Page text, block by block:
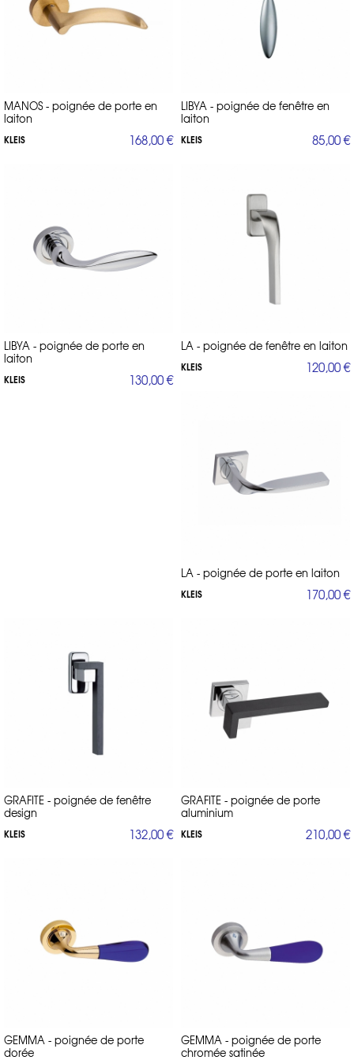
MANOS - poignée de porte en
laiton
KLEIS 168,00 €
LIBYA - poignée de fenêtre en
laiton
KLEIS 85,00 €
LIBYA - poignée de porte en
laiton
KLEIS 130,00 €
LA - poignée de fenêtre en laiton
KLEIS 120,00 €
LA - poignée de porte en laiton
KLEIS 170,00 €
GRAFITE - poignée de fenêtre
design
KLEIS 132,00 €
GRAFITE - poignée de porte
aluminium
KLEIS 210,00 €
GEMMA - poignée de porte
dorée
GEMMA - poignée de porte
chromée satinée